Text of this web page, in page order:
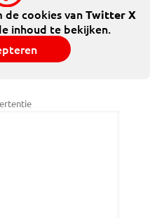
de cookies vanTwitter X
inhoud te bekijken.